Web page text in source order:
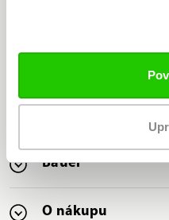
distributor značky
Nabízíme nejširší
značky Bauer na trhu
Bauer
O nákupu